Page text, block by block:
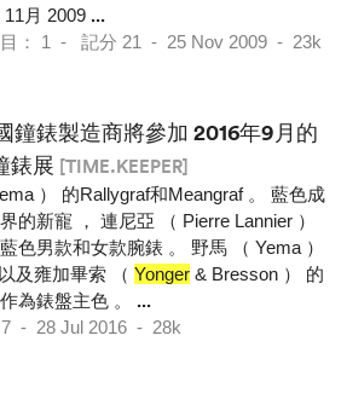
月 2009 ...
： 1 - 記分 21 - 25 Nov 2009 - 23k
鐘錶製造商將參加 2016年9月的
錶展 [TIME.KEEPER]
） 的Rallygraf和Meangraf 。 藍色成
的新寵 ， 連尼亞 （ Pierre Lannier ）
色男款和女款腕錶 。 野馬 （ Yema ）
及雍加畢索 （ Yonger & Bresson ） 的
為錶盤主色 。 ...
- 28 Jul 2016 - 28k